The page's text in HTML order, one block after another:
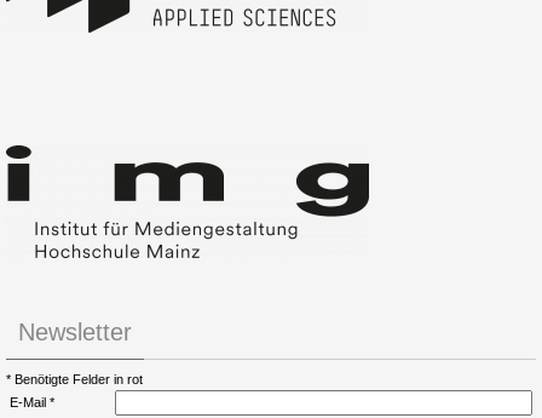
Newsletter